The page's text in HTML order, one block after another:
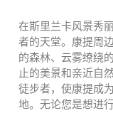
在斯里兰卡风景秀
者的天堂。康提周
的森林、云雾缭绕
止的美景和亲近自
徒步者，使康提成
地。无论您是想进